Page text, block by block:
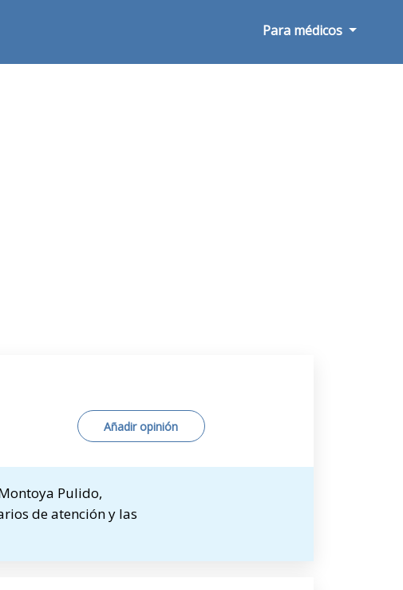
Para médicos
Añadir opinión
Pulido,
de atención y las